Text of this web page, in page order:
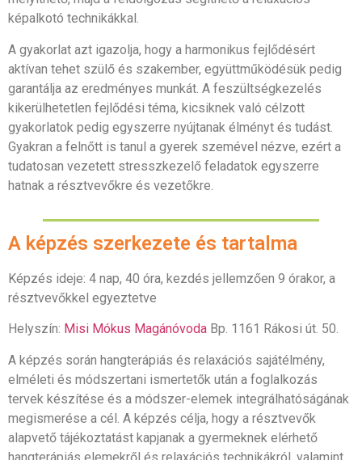
képalkotó technikákkal.
A gyakorlat azt igazolja, hogy a harmonikus fejlődésért
aktívan tehet szülő és szakember, együttműködésük pedig
garantálja az eredményes munkát. A feszültségkezelés
kikerülhetetlen fejlődési téma, kicsiknek való célzott
gyakorlatok pedig egyszerre nyújtanak élményt és tudást.
Gyakran a felnőtt is tanul a gyerek szemével nézve, ezért a
tudatosan vezetett stresszkezelő feladatok egyszerre
hatnak a résztvevőkre és vezetőkre.
A képzés szerkezete és tartalma
Képzés ideje: 4 nap, 40 óra, kezdés jellemzően 9 órakor, a
résztvevőkkel egyeztetve
Helyszín: Misi Mókus Magánóvoda Bp. 1161 Rákosi út. 50.
A képzés során hangterápiás és relaxációs sajátélmény,
elméleti és módszertani ismertetők után a foglalkozás
tervek készítése és a módszer-elemek integrálhatóságának
megismerése a cél. A képzés célja, hogy a résztvevők
alapvető tájékoztatást kapjanak a gyermeknek elérhető